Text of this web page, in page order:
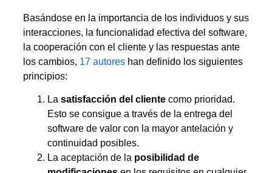
Basándose en la importancia de los individuos y sus
interacciones, la funcionalidad efectiva del software,
la cooperación con el cliente y las respuestas ante
los cambios, 17 autoreshan definido los siguientes
principios:
La satisfacción del clientecomo prioridad.
Esto se consigue a través de la entrega del
software de valor con la mayor antelación y
continuidad posibles.
La aceptación de la posibilidad de